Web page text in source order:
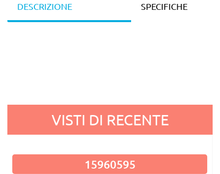
DESCRIZIONE SPECIFICHE
VISTI DI RECENTE
15960595